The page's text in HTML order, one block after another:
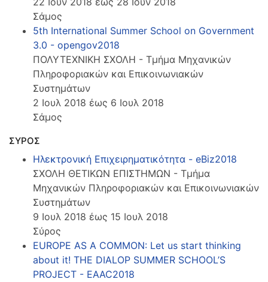
Σάμος
5th International Summer School on Government
3.0 - opengov2018
ΠΟΛΥΤΕΧΝΙΚΗ ΣΧΟΛΗ - Τμήμα Μηχανικών
Πληροφοριακών και Επικοινωνιακών
Συστημάτων
2 Ιουλ 2018 έως 6 Ιουλ 2018
Σάμος
ΣΥΡΟΣ
Ηλεκτρονική Επιχειρηματικότητα - eBiz2018
ΣΧΟΛΗ ΘΕΤΙΚΩΝ ΕΠΙΣΤΗΜΩΝ - Τμήμα
Μηχανικών Πληροφοριακών και Επικοινωνιακών
Συστημάτων
9 Ιουλ 2018 έως 15 Ιουλ 2018
Σύρος
EUROPE AS A COMMON: Let us start thinking
about it! THE DIALOP SUMMER SCHOOL’S
PROJECT - EAAC2018